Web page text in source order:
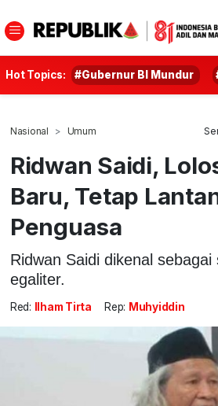
Hot Topics: #Gubernur BI Mundur
Nasional Umum
Ridwan Saidi,
Baru, Tetap
Penguasa
Ridwan Saidi dikenal sebagai
egaliter.
Red: Ilham Tirta Rep: Muhyiddin